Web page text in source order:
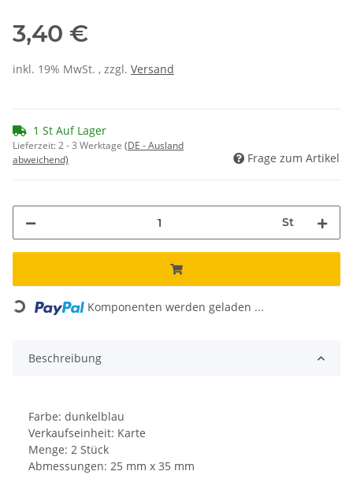
3,40 €
inkl. 19% MwSt. , zzgl. Versand
1 St Auf Lager
Lieferzeit:2 - 3 Werktage (DE - Ausland
abweichend)
Frage zum Artikel
St
Loading... Komponenten werden geladen ...
Beschreibung
Farbe: dunkelblau
Verkaufseinheit: Karte
Menge: 2 Stück
Abmessungen: 25 mm x 35 mm